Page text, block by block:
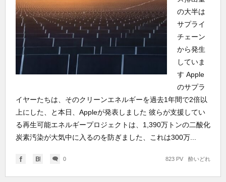
の大半は
サプライ
チェーン
から発生
していま
す Apple
のサプラ
イヤーたちは、そのクリーンエネルギーを過去1年間で2倍以
上にした、と本日、Appleが発表しました 彼らが支援してい
る再生可能エネルギープロジェクトは、1,390万トンの二酸化
炭素汚染が大気中に入るのを防ぎました、これは300万...
0 酔いどれ
823 PV